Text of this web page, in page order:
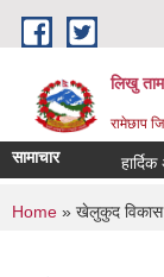
Skip to main content
लिखु
रामेछाप
सामाचार हार्दिक
You are
Home » खेलुकुद विकास